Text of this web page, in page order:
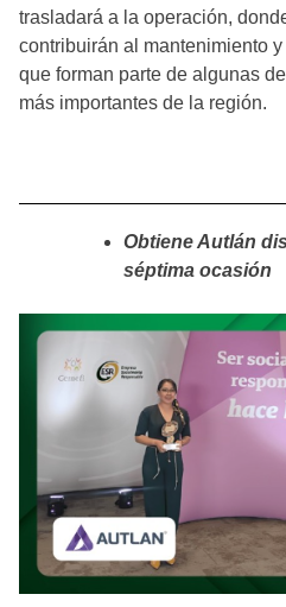
trasladará a la operación,
contribuirán al mantenimiento
que forman parte de algunas
más importantes de la región.
Obtiene Autlán
séptima ocasión